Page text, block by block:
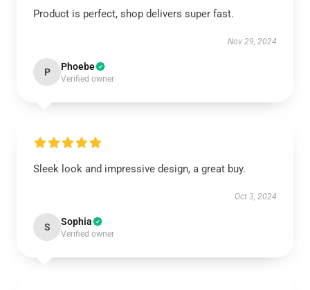
Product is perfect, shop delivers super fast.
Nov 29, 2024
P Phoebe
Verified owner
Sleek look and impressive design, a great buy.
Oct 3, 2024
S Sophia
Verified owner